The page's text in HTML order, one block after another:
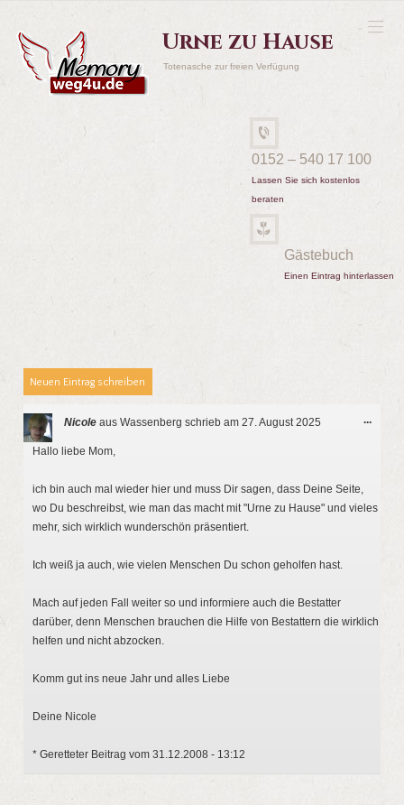
Urne zu Hause
Totenasche zur freien Verfügung
0152 – 540 17 100
Lassen Sie sich kostenlos
beraten
Gästebuch
Einen Eintrag hinterlassen
Nicole aus Wassenberg schrieb am 27. August 2025
Hallo liebe Mom,
ich bin auch mal wieder hier und muss Dir sagen, dass Deine Seite,
wo Du beschreibst, wie man das macht mit "Urne zu Hause" und vieles
mehr, sich wirklich wunderschön präsentiert.
Ich weiß ja auch, wie vielen Menschen Du schon geholfen hast.
Mach auf jeden Fall weiter so und informiere auch die Bestatter
darüber, denn Menschen brauchen die Hilfe von Bestattern die wirklich
helfen und nicht abzocken.
Komm gut ins neue Jahr und alles Liebe
Deine Nicole
* Geretteter Beitrag vom 31.12.2008 - 13:12
...Diese